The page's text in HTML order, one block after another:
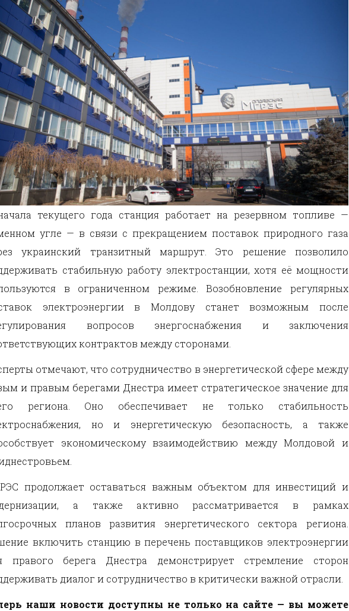
текущего года станция работает на резервном топливе —
угле — в связи с прекращением поставок природного газа
украинский транзитный маршрут. Это решение позволило
стабильную работу электростанции, хотя её мощности
в ограниченном режиме. Возобновление регулярных
электроэнергии в Молдову станет возможным после
вопросов энергоснабжения и заключения
контрактов между сторонами.
отмечают, что сотрудничество в энергетической сфере между
и правым берегами Днестра имеет стратегическое значение для
региона. Оно обеспечивает не только стабильность
но и энергетическую безопасность, а также
экономическому взаимодействию между Молдовой и
продолжает оставаться важным объектом для инвестиций и
а также активно рассматривается в рамках
планов развития энергетического сектора региона.
включить станцию в перечень поставщиков электроэнергии
правого берега Днестра демонстрирует стремление сторон
диалог и сотрудничество в критически важной отрасли.
наши новости доступны не только на сайте — вы можете